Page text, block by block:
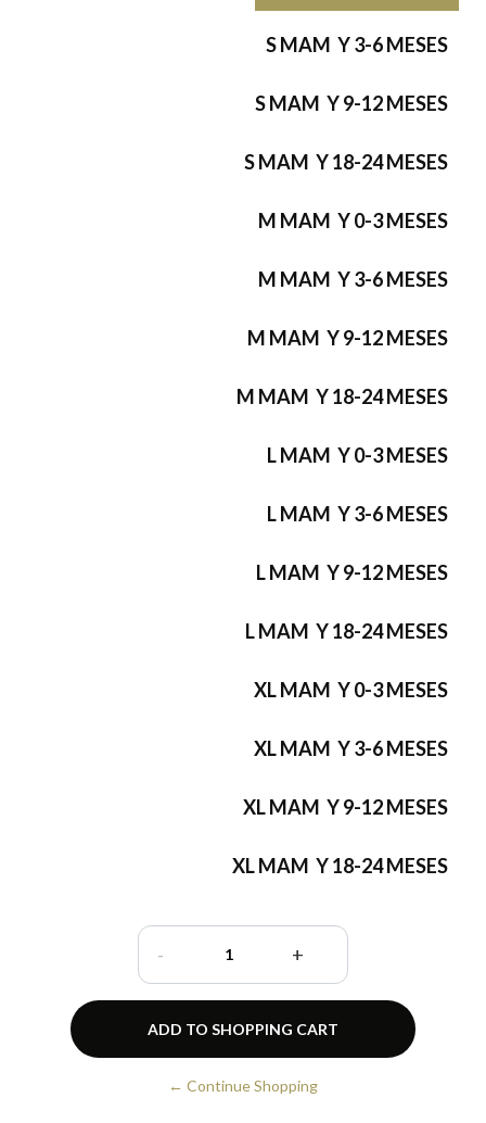
S MAM Y 3-6 MESES
S MAM Y 9-12 MESES
S MAM Y 18-24 MESES
M MAM Y 0-3 MESES
M MAM Y 3-6 MESES
M MAM Y 9-12 MESES
M MAM Y 18-24 MESES
L MAM Y 0-3 MESES
L MAM Y 3-6 MESES
L MAM Y 9-12 MESES
L MAM Y 18-24 MESES
XL MAM Y 0-3 MESES
XL MAM Y 3-6 MESES
XL MAM Y 9-12 MESES
XL MAM Y 18-24 MESES
- +
← Continue Shopping